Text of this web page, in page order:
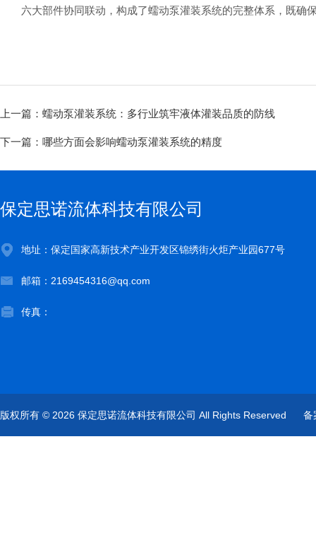
六大部件协同联动，构成了蠕动泵灌装系统的完整体系，既确
上一篇： 蠕动泵灌装系统：多行业筑牢液体灌装品质的防线
下一篇： 哪些方面会影响蠕动泵灌装系统的精度
保定思诺流体科技有限公司
地址：保定国家高新技术产业开发区锦绣街火炬产业园677号
邮箱：2169454316@qq.com
传真：
版权所有 © 2026 保定思诺流体科技有限公司 All Rights Reserved 备